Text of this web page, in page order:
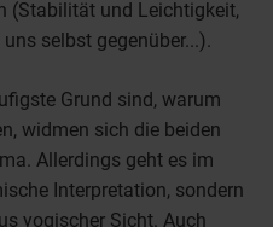
(Stabilität und Leichtigkeit,
selbst gegenüber...).
Grund sind, warum
widmen sich die beiden
Allerdings geht es im
Interpretation, sondern
yogischer Sicht. Auch